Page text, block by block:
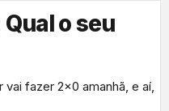
Qual o seu
fazer 2×0 amanhã, e aí,